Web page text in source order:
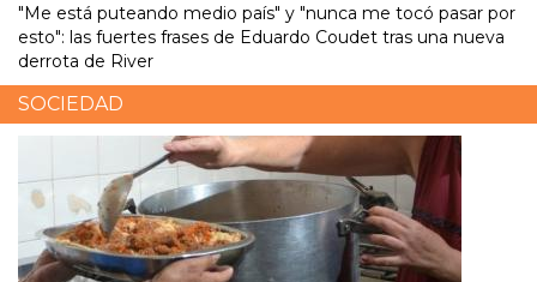
"Me está puteando medio país" y "nunca me tocó pasar por
esto": las fuertes frases de Eduardo Coudet tras una nueva
derrota de River
SOCIEDAD